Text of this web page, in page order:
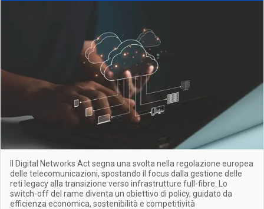
Il Digital Networks Act segna una svolta nella regolazione europea
delle telecomunicazioni, spostando il focus dalla gestione delle
reti legacy alla transizione verso infrastrutture full-fibre. Lo
switch-off del rame diventa un obiettivo di policy, guidato da
efficienza economica, sostenibilità e competitività